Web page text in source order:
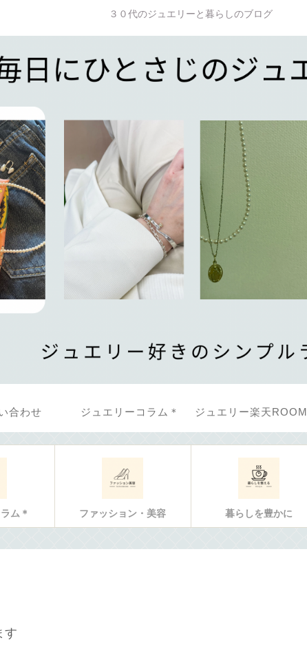
３０代のジュエリーと暮らしのブログ
合わせ ジュエリーコラム＊ ジュエリー楽天ROOM
ム＊ ファッション・美容 暮らしを豊かに
す